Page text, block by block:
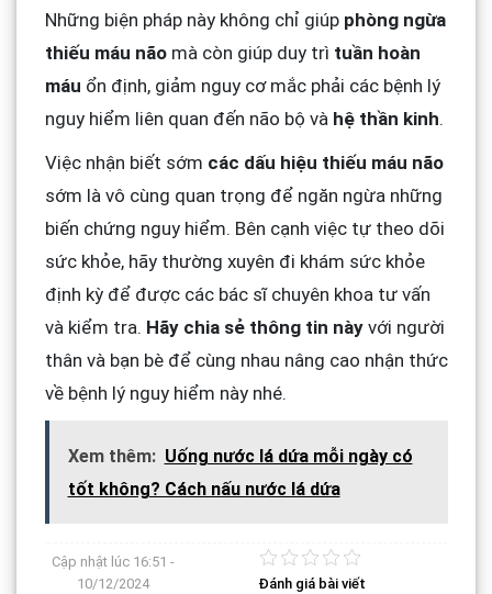
Những biện pháp này không chỉ giúp phòng ngừa
thiếu máu nãomà còn giúp duy trì tuần hoàn
máu ổn định, giảm nguy cơ mắc phải các bệnh lý
nguy hiểm liên quan đến não bộ và hệ thần kinh.
Việc nhận biết sớm các dấu hiệu thiếu máu não
sớm là vô cùng quan trọng để ngăn ngừa những
biến chứng nguy hiểm. Bên cạnh việc tự theo dõi
sức khỏe, hãy thường xuyên đi khám sức khỏe
định kỳ để được các bác sĩ chuyên khoa tư vấn
và kiểm tra. Hãy chia sẻ thông tin nàyvới người
thân và bạn bè để cùng nhau nâng cao nhận thức
về bệnh lý nguy hiểm này nhé.
Xem thêm: Uống nước lá dứa mỗi ngày có
tốt không? Cách nấu nước lá dứa
Cập nhật lúc 16:51 -
10/12/2024
Đánh giá bài viết